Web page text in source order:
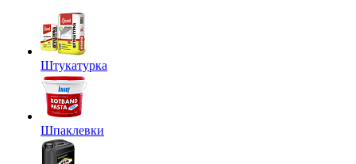
Штукатурка
Шпаклевки